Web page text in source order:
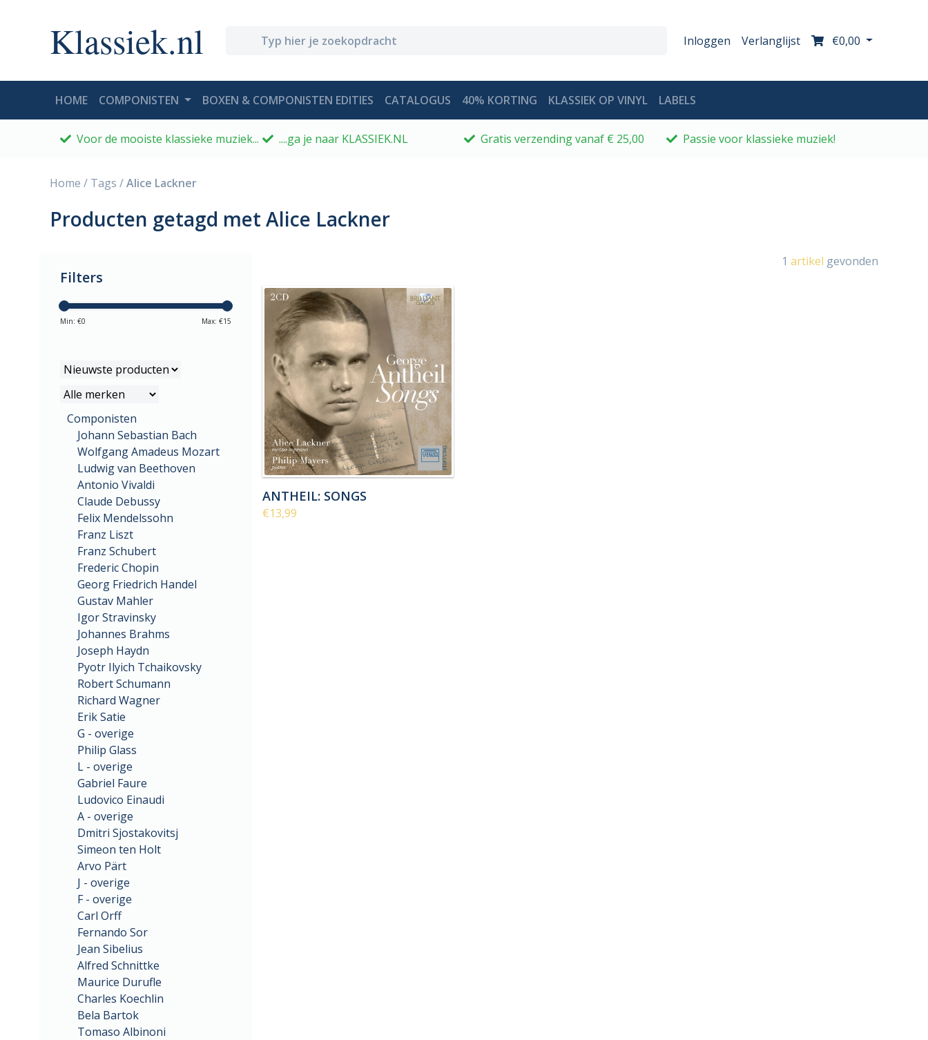
Klassiek.nl Inloggen Verlanglijst €0,00
HOME(CURRENT)
COMPONISTEN BOXEN & COMPONISTEN EDITIES CATALOGUS 40% KORTING KLASSIEK OP VINYL LABELS
Voor de mooiste klassieke muziek... ....ga je naar KLASSIEK.NL Gratis verzending vanaf € 25,00 Passie voor klassieke muziek!
Home / Tags /Alice Lackner
Producten getagd met Alice Lackner
Filters
Min: €0 Max: €15
Componisten
Johann Sebastian Bach
Wolfgang Amadeus Mozart
Ludwig van Beethoven
Antonio Vivaldi
Claude Debussy
Felix Mendelssohn
Franz Liszt
Franz Schubert
Frederic Chopin
Georg Friedrich Handel
Gustav Mahler
Igor Stravinsky
Johannes Brahms
Joseph Haydn
Pyotr Ilyich Tchaikovsky
Robert Schumann
Richard Wagner
Erik Satie
G - overige
Philip Glass
L - overige
Gabriel Faure
Ludovico Einaudi
A - overige
Dmitri Sjostakovitsj
Simeon ten Holt
Arvo Pärt
J - overige
F - overige
Carl Orff
Fernando Sor
Jean Sibelius
Alfred Schnittke
Maurice Durufle
Charles Koechlin
Bela Bartok
Tomaso Albinoni
1 artikel gevonden
ANTHEIL: SONGS
€13,99